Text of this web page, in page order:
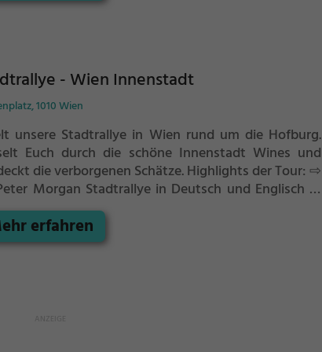
- Wien Innenstadt
1010 Wien
unsere Stadtrallye in Wien rund um die Hofburg.
Euch durch die schöne Innenstadt Wines und
die verborgenen Schätze.Highlights der Tour: ⇨
Morgan Stadtrallye in Deutsch und Englisch ⇨
der Buchung sofort spielbar mit Deinem Handy ⇨
ca. 4,5km ⇨ Dauer ca. 2 bis 2 1/2 Stunden ⇨ Rund
Wiener Innenstadt mit den Highlights:
erfahren